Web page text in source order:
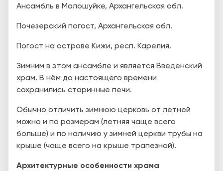
Ансамбль в Малошуйке, Архангельская обл.
Почезерский погост, Архангельская обл.
Погост на острове Кижи, респ. Карелия.
Зимним в этом ансамбле и является Введенский
храм. В нём до настоящего времени
сохранились старинные печи.
Обычно отличить зимнюю церковь от летней
можно и по размерам (летняя чаще всего
больше) и по наличию у зимней церкви трубы на
крыше (чаще всего на крыше трапезной).
Архитектурные особенности храма